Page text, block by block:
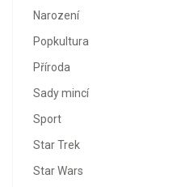
Narození
Popkultura
Příroda
Sady mincí
Sport
Star Trek
Star Wars